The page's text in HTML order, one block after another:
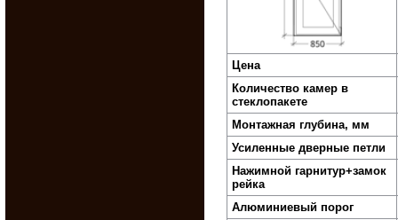
Цена
Количество камер в
стеклопакете
Монтажная глубина, мм
Усиленные дверные петли
Нажимной гарнитур+замок
рейка
Алюминиевый порог